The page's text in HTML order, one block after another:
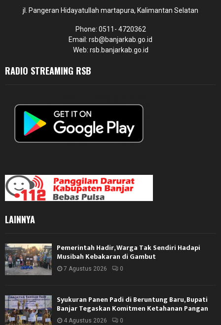
jl. Pangeran Hidayatullah martapura, Kalimantan Selatan
Phone: 0511- 4720362
Email: rsb@banjarkab.go.id
Web: rsb.banjarkab.go.id
RADIO STREAMING RSB
LAINNYA
Pemerintah Hadir, Warga Tak Sendiri Hadapi
Musibah Kebakaran di Gambut
7 Agustus 2026 0
Syukuran Panen Padi di Beruntung Baru, Bupati
Banjar Tegaskan Komitmen Ketahanan Pangan
4 Agustus 2026 0